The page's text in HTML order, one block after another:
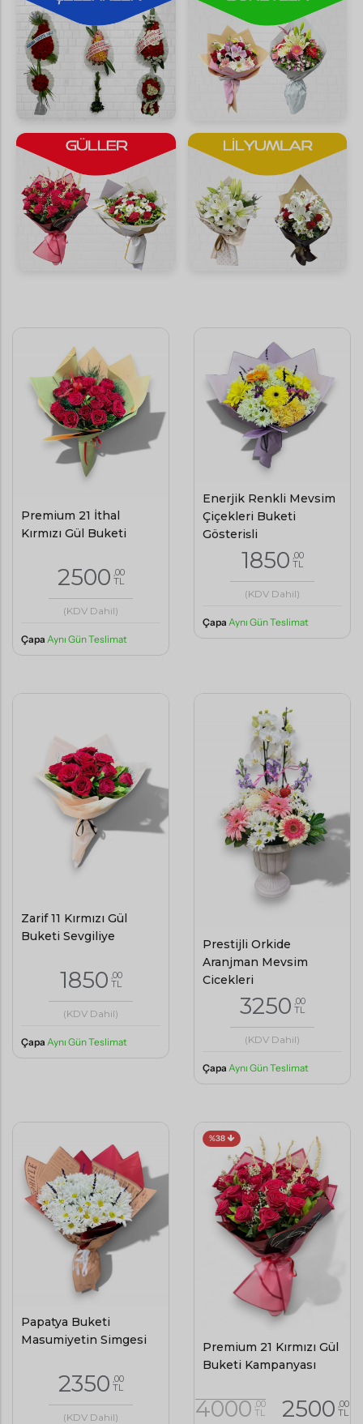
Premium 21 İthal
Kırmızı Gül Buketi
2500 ,00
TL
(KDV Dahil)
Çapa Aynı Gün Teslimat
Enerjik Renkli Mevsim
Çiçekleri Buketi
Gösterişli
1850 ,00
TL
(KDV Dahil)
Çapa Aynı Gün Teslimat
Zarif 11 Kırmızı Gül
Buketi Sevgiliye
1850 ,00
TL
(KDV Dahil)
Çapa Aynı Gün Teslimat
Prestijli Orkide
Aranjman Mevsim
Çiçekleri
3250 ,00
TL
(KDV Dahil)
Çapa Aynı Gün Teslimat
Papatya Buketi
Masumiyetin Simgesi
2350 ,00
TL
(KDV Dahil)
%38
Premium 21 Kırmızı Gül
Buketi Kampanyası
4000 ,00
TL 2500 ,00
TL